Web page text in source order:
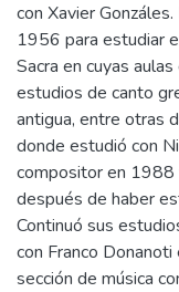
con Xavier
1956 para estudiar
Sacra en cuyas
estudios de canto
antigua, entre otras
donde estudió con
compositor en
después de haber
Continuó sus
con Franco Donanoti
sección de música